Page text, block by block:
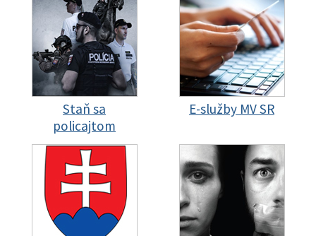
Staň sa
policajtom
E-služby MV SR